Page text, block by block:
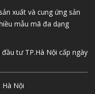
xuất và cung ứng sản
mẫu mã đa dạng
tư TP.Hà Nội cấp ngày
Nội